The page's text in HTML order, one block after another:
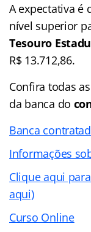
A expectativa é
nível superior
Tesouro
R$ 13.712,86.
Confira todas
da banca do
Banca
Informações
Clique aqui
aqui)
Curso Online